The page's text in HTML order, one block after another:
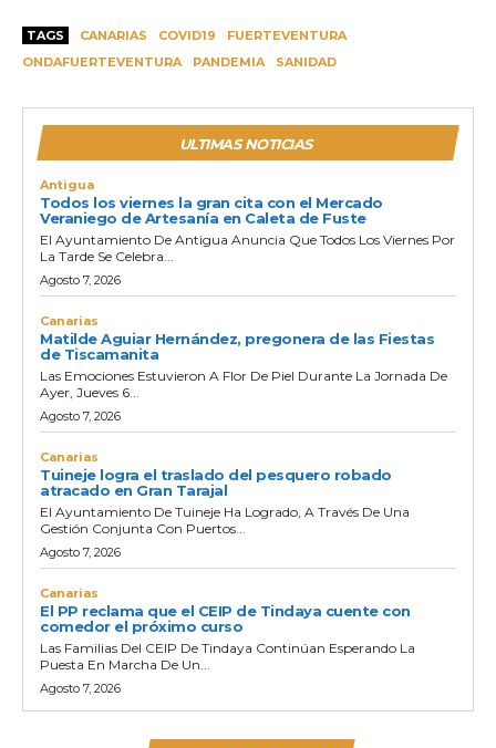
TAGS CANARIAS COVID19
FUERTEVENTURA
ONDAFUERTEVENTURA
PANDEMIA SANIDAD
ULTIMAS NOTICIAS
Antigua
Todos los viernes la gran cita con el Mercado
Veraniego de Artesanía en Caleta de Fuste
El Ayuntamiento De Antigua Anuncia Que Todos Los Viernes Por
La Tarde Se Celebra...
Agosto 7, 2026
Canarias
Matilde Aguiar Hernández, pregonera de las Fiestas
de Tiscamanita
Las Emociones Estuvieron A Flor De Piel Durante La Jornada De
Ayer, Jueves 6...
Agosto 7, 2026
Canarias
Tuineje logra el traslado del pesquero robado
atracado en Gran Tarajal
El Ayuntamiento De Tuineje Ha Logrado, A Través De Una
Gestión Conjunta Con Puertos...
Agosto 7, 2026
Canarias
El PP reclama que el CEIP de Tindaya cuente con
comedor el próximo curso
Las Familias Del CEIP De Tindaya Continúan Esperando La
Puesta En Marcha De Un...
Agosto 7, 2026